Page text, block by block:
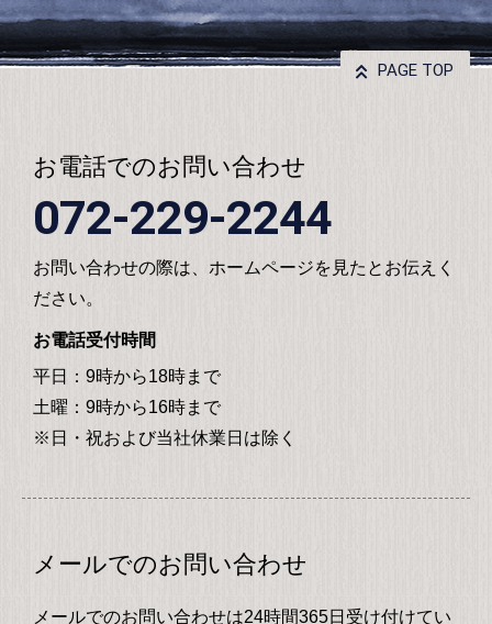
PAGE TOP
お電話でのお問い合わせ
072-229-2244
お問い合わせの際は、ホームページを見たとお伝えく
ださい。
お電話受付時間
平日：9時から18時まで
土曜：9時から16時まで
※日・祝および当社休業日は除く
メールでのお問い合わせ
メールでのお問い合わせは24時間365日受け付けてい